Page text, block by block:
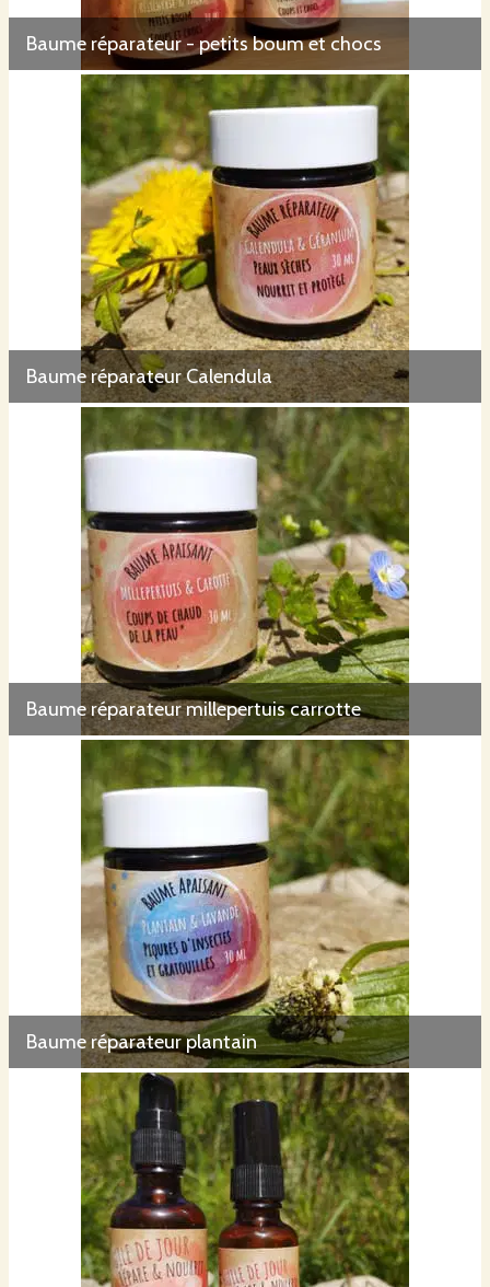
Baume réparateur - petits boum et chocs
Baume réparateur Calendula
Baume réparateur millepertuis carrotte
Baume réparateur plantain